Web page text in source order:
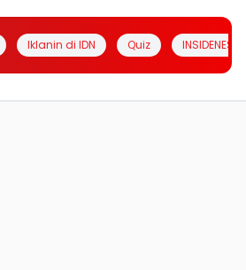
Iklanin di IDN Quiz INSIDENESIA